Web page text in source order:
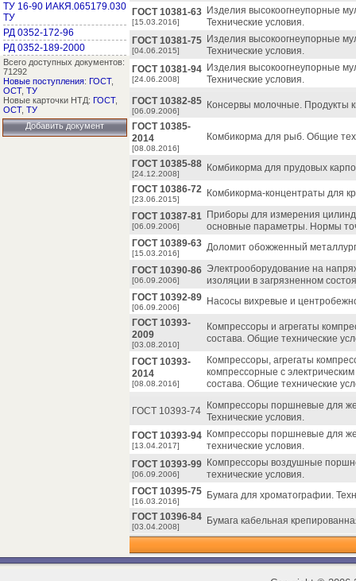
ТУ 16-90 ИАКЯ.065179.030
ТУ
РД 0352-172-96
РД 0352-189-2000
Всего доступных документов:
71292
Новые поступления: ГОСТ,
ОСТ, ТУ
Новые карточки НТД: ГОСТ,
ОСТ, ТУ
Добавить документ
ГОСТ 10381-63
[15.03.2016]
Изделия высокоогнеупорные
Технические условия.
ГОСТ 10381-75
[04.06.2015]
Изделия высокоогнеупорные
Технические условия.
ГОСТ 10381-94
[24.06.2008]
Изделия высокоогнеупорные
Технические условия.
ГОСТ 10382-85
[06.09.2006]
Консервы молочные. Продукты
ГОСТ 10385-
2014
[08.08.2016]
Комбикорма для рыб. Общие
ГОСТ 10385-88
[24.12.2008]
Комбикорма для прудовых
ГОСТ 10386-72
[23.06.2015]
Комбикорма-концентраты для
ГОСТ 10387-81
[06.09.2006]
Приборы для измерения
основные параметры. Нормы
ГОСТ 10389-63
[15.03.2016]
Доломит обожженный
ГОСТ 10390-86
[06.09.2006]
Электрооборудование на
изоляции в загрязненном
ГОСТ 10392-89
[06.09.2006]
Насосы вихревые и
ГОСТ 10393-
2009
[03.08.2010]
Компрессоры и агрегаты
состава. Общие технические
ГОСТ 10393-
2014
[08.08.2016]
Компрессоры, агрегаты
компрессорные с
состава. Общие технические
ГОСТ 10393-74
Компрессоры поршневые для
Технические условия.
ГОСТ 10393-94
[13.04.2017]
Компрессоры поршневые для
технические условия.
ГОСТ 10393-99
[06.09.2006]
Компрессоры воздушные
технические условия.
ГОСТ 10395-75
[16.03.2016]
Бумага для хроматографии.
ГОСТ 10396-84
[03.04.2008]
Бумага кабельная